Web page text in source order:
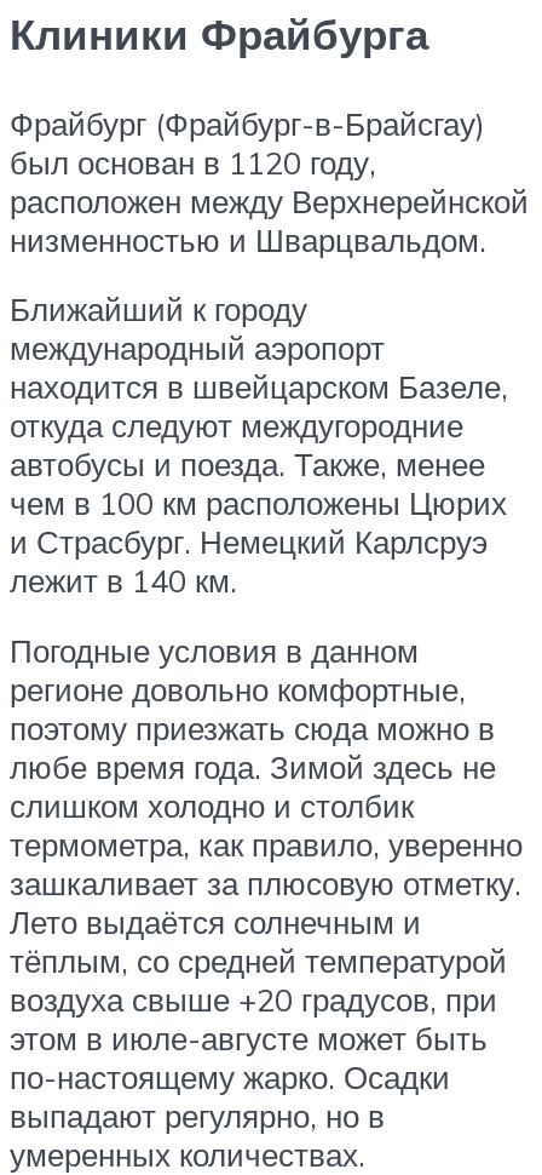
Клиники Фрайбурга
Фрайбург (Фрайбург-в-Брайсгау)
был основан в 1120 году,
расположен между Верхнерейнской
низменностью и Шварцвальдом.
Ближайший к городу
международный аэропорт
находится в швейцарском Базеле,
откуда следуют междугородние
автобусы и поезда. Также, менее
чем в 100 км расположены Цюрих
и Страсбург. Немецкий Карлсруэ
лежит в 140 км.
Погодные условия в данном
регионе довольно комфортные,
поэтому приезжать сюда можно в
любе время года. Зимой здесь не
слишком холодно и столбик
термометра, как правило, уверенно
зашкаливает за плюсовую отметку.
Лето выдаётся солнечным и
тёплым, со средней температурой
воздуха свыше +20 градусов, при
этом в июле-августе может быть
по-настоящему жарко. Осадки
выпадают регулярно, но в
умеренных количествах.